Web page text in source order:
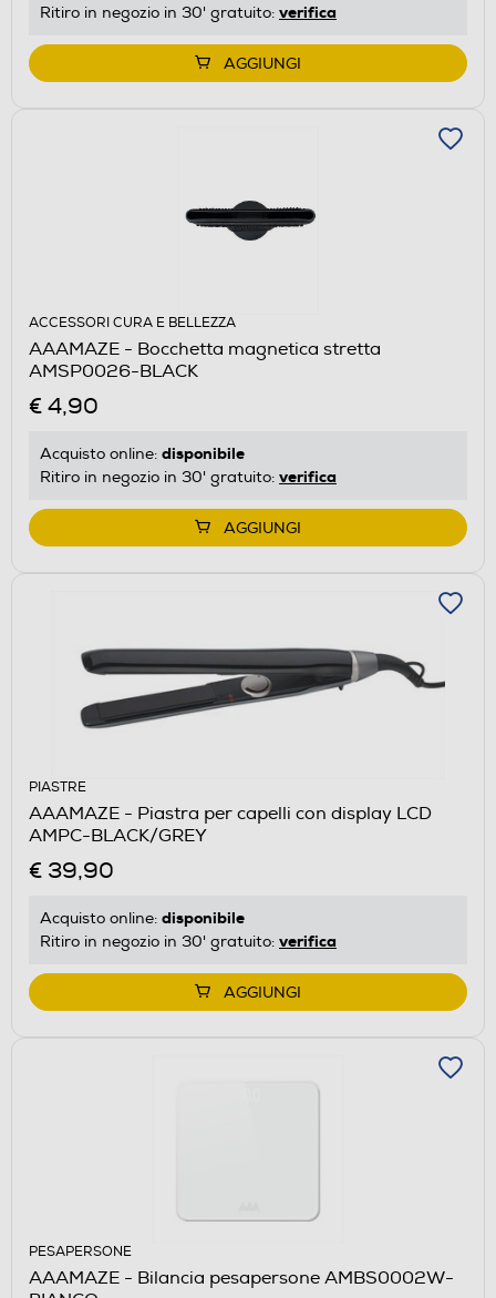
Ritiro in negozio in 30' gratuito: verifica
AGGIUNGI
ACCESSORI CURA E BELLEZZA
AAAMAZE - Bocchetta magnetica stretta
AMSP0026-BLACK
€ 4,90
Acquisto online: disponibile
Ritiro in negozio in 30' gratuito: verifica
AGGIUNGI
PIASTRE
AAAMAZE - Piastra per capelli con display LCD
AMPC-BLACK/GREY
€ 39,90
Acquisto online: disponibile
Ritiro in negozio in 30' gratuito: verifica
AGGIUNGI
PESAPERSONE
AAAMAZE - Bilancia pesapersone AMBS0002W-